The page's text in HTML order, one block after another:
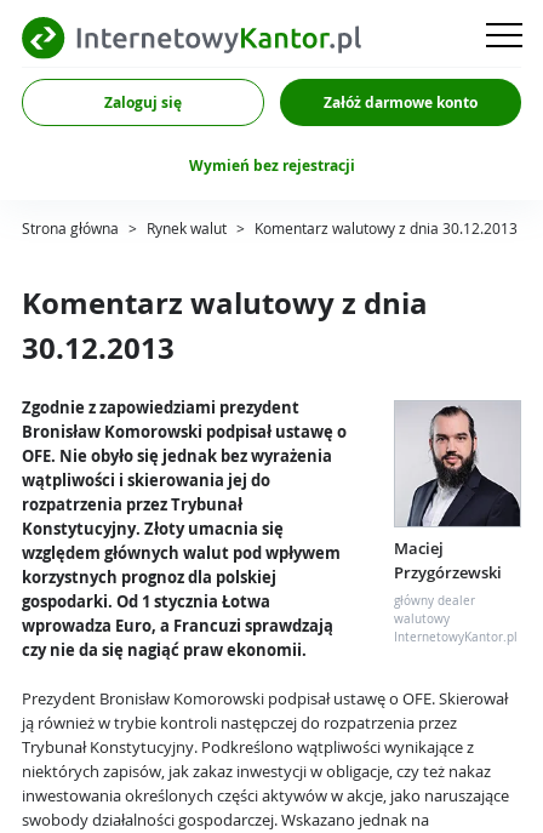
Zaloguj się Załóż darmowe konto
Wymień bez rejestracji
Strona główna > Rynek walut > Komentarz walutowy z dnia 30.12.2013
Komentarz walutowy z dnia
30.12.2013
Maciej
Przygórzewski
główny dealer
walutowy
InternetowyKantor.pl
Zgodnie z zapowiedziami prezydent
Bronisław Komorowski podpisał ustawę o
OFE. Nie obyło się jednak bez wyrażenia
wątpliwości i skierowania jej do
rozpatrzenia przez Trybunał
Konstytucyjny. Złoty umacnia się
względem głównych walut pod wpływem
korzystnych prognoz dla polskiej
gospodarki. Od 1 stycznia Łotwa
wprowadza Euro, a Francuzi sprawdzają
czy nie da się nagiąć praw ekonomii.
Prezydent Bronisław Komorowski podpisał ustawę o OFE. Skierował
ją również w trybie kontroli następczej do rozpatrzenia przez
Trybunał Konstytucyjny. Podkreślono wątpliwości wynikające z
niektórych zapisów, jak zakaz inwestycji w obligacje, czy też nakaz
inwestowania określonych części aktywów w akcje, jako naruszające
swobody działalności gospodarczej. Wskazano jednak na